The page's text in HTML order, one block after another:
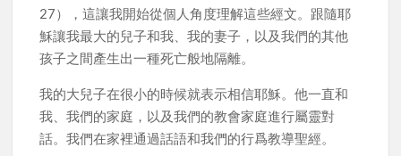
27），這讓我開始從個人角度理解這些經文。跟隨耶
穌讓我最大的兒子和我、我的妻子，以及我們的其他
孩子之間產生出一種死亡般地隔離。
我的大兒子在很小的時候就表示相信耶穌。他一直和
我、我們的家庭，以及我們的教會家庭進行屬靈對
話。我們在家裡通過話語和我們的行爲教導聖經。